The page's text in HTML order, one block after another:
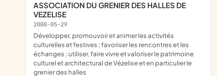
ASSOCIATION DU GRENIER DES HALLES DE
VEZELISE
2000-05-29
développer, promouvoir et animer les activités
culturelles et festives ; favoriser les rencontres et les
échanges ; utiliser, faire vivre et valoriser le patrimoine
culturel et architectural de Vézelise et en particulier le
grenier des halles